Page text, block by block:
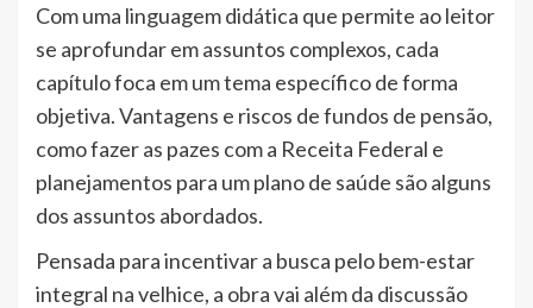
Com uma linguagem didática que permite ao leitor
se aprofundar em assuntos complexos, cada
capítulo foca em um tema específico de forma
objetiva. Vantagens e riscos de fundos de pensão,
como fazer as pazes com a Receita Federal e
planejamentos para um plano de saúde são alguns
dos assuntos abordados.
Pensada para incentivar a busca pelo bem-estar
integral na velhice, a obra vai além da discussão